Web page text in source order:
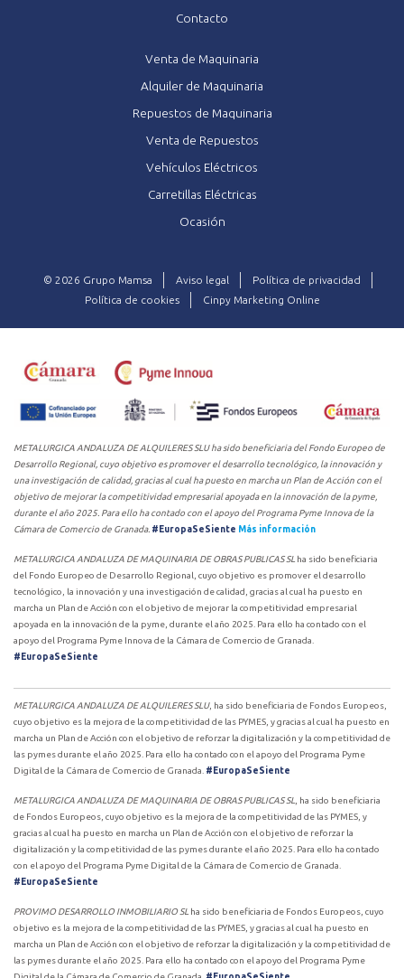
Contacto
Venta de Maquinaria
Alquiler de Maquinaria
Repuestos de Maquinaria
Venta de Repuestos
Vehículos Eléctricos
Carretillas Eléctricas
Ocasión
© 2026 Grupo Mamsa Aviso legal
Política de privacidad
Política de cookies
Cinpy Marketing Online
METALURGICA ANDALUZA DE ALQUILERES SLU ha sido beneficiaria del Fondo Europeo de
Desarrollo Regional, cuyo objetivo es promover el desarrollo tecnológico, la innovación y
una investigación de calidad, gracias al cual ha puesto en marcha un Plan de Acción con el
objetivo de mejorar la competitividad empresarial apoyada en la innovación de la pyme,
durante el año 2025. Para ello ha contado con el apoyo del Programa Pyme Innova de la
Cámara de Comercio de Granada. #EuropaSeSiente Más información
METALURGICA ANDALUZA DE MAQUINARIA DE OBRAS PUBLICAS SL ha sido beneficiaria
del Fondo Europeo de Desarrollo Regional, cuyo objetivo es promover el desarrollo
tecnológico, la innovación y una investigación de calidad, gracias al cual ha puesto en
marcha un Plan de Acción con el objetivo de mejorar la competitividad empresarial
apoyada en la innovación de la pyme, durante el año 2025. Para ello ha contado con el
apoyo del Programa Pyme Innova de la Cámara de Comercio de Granada.
#EuropaSeSiente
METALURGICA ANDALUZA DE ALQUILERES SLU, ha sido beneficiaria de Fondos Europeos,
cuyo objetivo es la mejora de la competitividad de las PYMES, y gracias al cual ha puesto en
marcha un Plan de Acción con el objetivo de reforzar la digitalización y la competitividad de
las pymes durante el año 2025. Para ello ha contado con el apoyo del Programa Pyme
Digital de la Cámara de Comercio de Granada. #EuropaSeSiente
METALURGICA ANDALUZA DE MAQUINARIA DE OBRAS PUBLICAS SL , ha sido beneficiaria
de Fondos Europeos, cuyo objetivo es la mejora de la competitividad de las PYMES, y
gracias al cual ha puesto en marcha un Plan de Acción con el objetivo de reforzar la
digitalización y la competitividad de las pymes durante el año 2025. Para ello ha contado
con el apoyo del Programa Pyme Digital de la Cámara de Comercio de Granada.
#EuropaSeSiente
PROVIMO DESARROLLO INMOBILIARIO SL ha sido beneficiaria de Fondos Europeos, cuyo
objetivo es la mejora de la competitividad de las PYMES, y gracias al cual ha puesto en
marcha un Plan de Acción con el objetivo de reforzar la digitalización y la competitividad de
las pymes durante el año 2025. Para ello ha contado con el apoyo del Programa Pyme